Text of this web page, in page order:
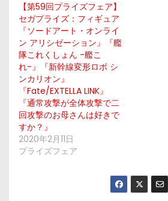
【第59回プライズフェア】
セガプライズ：フィギュア
『ソードアート・オンライ
ン アリシゼーション』『艦
隊これくしょん -艦こ
れ-』『新幹線変形ロボ シ
ンカリオン』
『Fate/EXTELLA LINK』
『通常攻撃が全体攻撃で二
回攻撃のお母さんは好きで
すか？』
2020年2月11日
プライズフェア